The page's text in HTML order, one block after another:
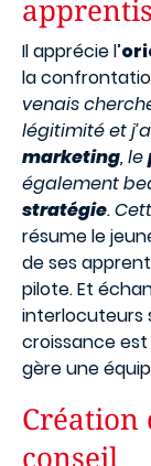
Il apprécie l’
la
venais
légitimité et
marketing, le
également
stratégie.
résume le
de ses
pilote. Et
interlocuteurs
croissance est
gère une
Création
conseil